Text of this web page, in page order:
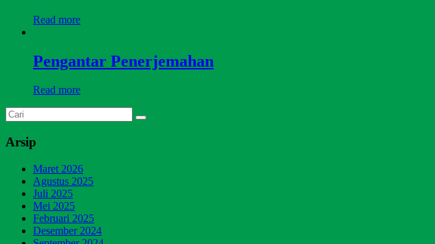
Read more
Pengantar Penerjemahan
Read more
Arsip
Maret 2026
Agustus 2025
Juli 2025
Mei 2025
Februari 2025
Desember 2024